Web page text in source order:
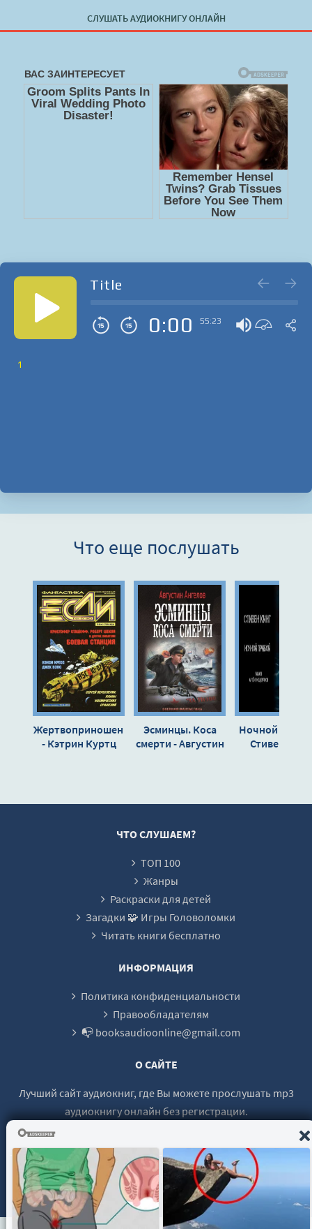
СЛУШАТЬ АУДИОКНИГУ ОНЛАЙН
Title
0:00 55:23
1
Что еще послушать
Жертвоприношение
- Кэтрин Куртц
Эсминцы. Коса
смерти - Августин
Ночной
Стивен Кинг
ЧТО СЛУШАЕМ?
ТОП 100
Жанры
Раскраски для детей
Загадки 🧩 Игры Головоломки
Читать книги бесплатно
ИНФОРМАЦИЯ
Политика конфиденциальности
Правообладателям
📭 booksaudioonline@gmail.com
О САЙТЕ
Лучший сайт аудиокниг, где Вы можете прослушать mp3
аудиокнигу онлайн без регистрации.
© 2021 - 2026 booksaudio-online.com Все права защищены.